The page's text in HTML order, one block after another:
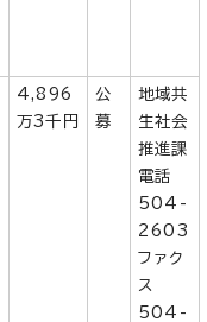
4,896
万3千円
公
募
地域共
生社会
推進課
電話
504-
2603
ファク
ス
504-